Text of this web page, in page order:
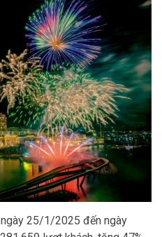
25/1/2025 đến ngày